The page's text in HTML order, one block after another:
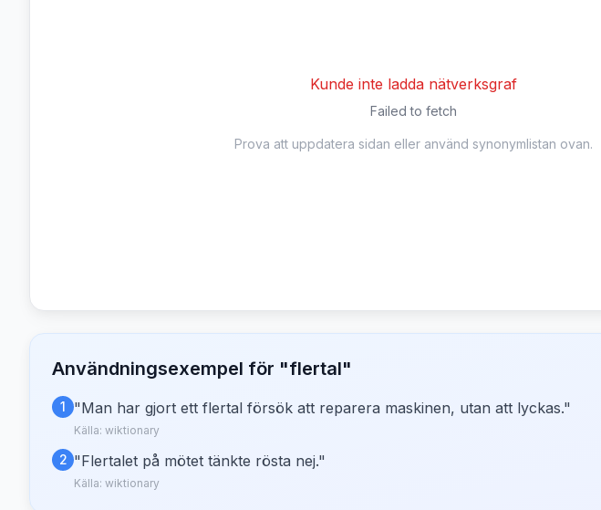
Kunde inte ladda nätverksgraf
Failed to fetch
Prova att uppdatera sidan eller använd synonymlistan ovan.
Användningsexempel för "flertal"
1 "Man har gjort ett flertal försök att reparera maskinen, utan att lyckas."
Källa: wiktionary
2 "Flertalet på mötet tänkte rösta nej."
Källa: wiktionary